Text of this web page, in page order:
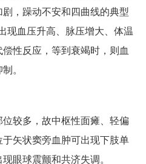
，躁动不安和四曲线的典型
现血压升高、脉压增大、体温
性反应，等到衰竭时，则血
。
较多，故中枢性面瘫、轻偏
矢状窦旁血肿可出现下肢单
眼球震颤和共济失调。